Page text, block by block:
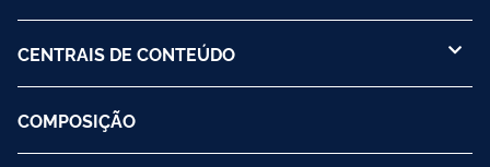
CENTRAIS DE CONTEÚDO
COMPOSIÇÃO